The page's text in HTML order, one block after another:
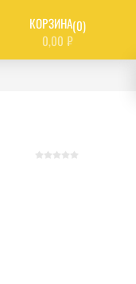
КОРЗИНА 0
0,00 ₽